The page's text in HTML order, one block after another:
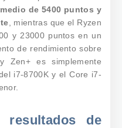
de 5400 puntos y
, mientras que el Ryzen
y 23000 puntos en un
de rendimiento sobre
Zen+ es simplemente
i7-8700K y el Core i7-
resultados de